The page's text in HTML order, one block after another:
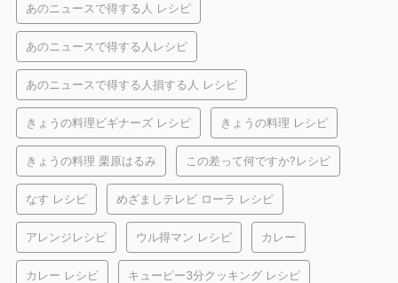
あのニュースで得する人 レシピ
あのニュースで得する人レシピ
あのニュースで得する人損する人 レシピ
きょうの料理ビギナーズ レシピ きょうの料理 レシピ
きょうの料理 栗原はるみ この差って何ですか?レシピ
なす レシピ めざましテレビ ローラ レシピ
アレンジレシピ ウル得マン レシピ カレー
カレー レシピ キューピー3分クッキング レシピ